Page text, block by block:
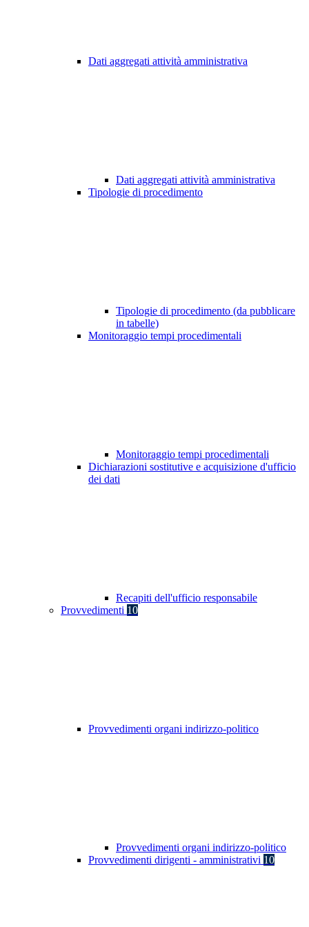
Dati aggregati attività amministrativa
Dati aggregati attività amministrativa
Tipologie di procedimento
Tipologie di procedimento (da pubblicare
in tabelle)
Monitoraggio tempi procedimentali
Monitoraggio tempi procedimentali
Dichiarazioni sostitutive e acquisizione d'ufficio
dei dati
Recapiti dell'ufficio responsabile
Provvedimenti 10
Provvedimenti organi indirizzo-politico
Provvedimenti organi indirizzo-politico
Provvedimenti dirigenti - amministrativi 10